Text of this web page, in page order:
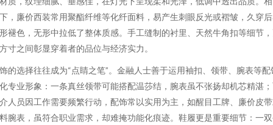
，廉价西装常用聚酯纤维等化纤面料，易产生刺眼反光或褶皱，久穿
褪色，无形中拉低了整体质感。手工缝制的衬里、天然牛角扣等细节
寸之间彰显穿着者的品位与经济实力。
的选择往往成为“点睛之笔”。金融人士善于运用袖扣、领带、腕表等配
专业形象：一条真丝领带可能搭配温莎结，腕表虽不张扬却机芯精湛
人员因工作需要频繁行动，配饰常以实用为主，如醒目工牌、廉价皮
腕表，虽符合职业需求，却难掩功能化痕迹。鞋履更是重要细节：一